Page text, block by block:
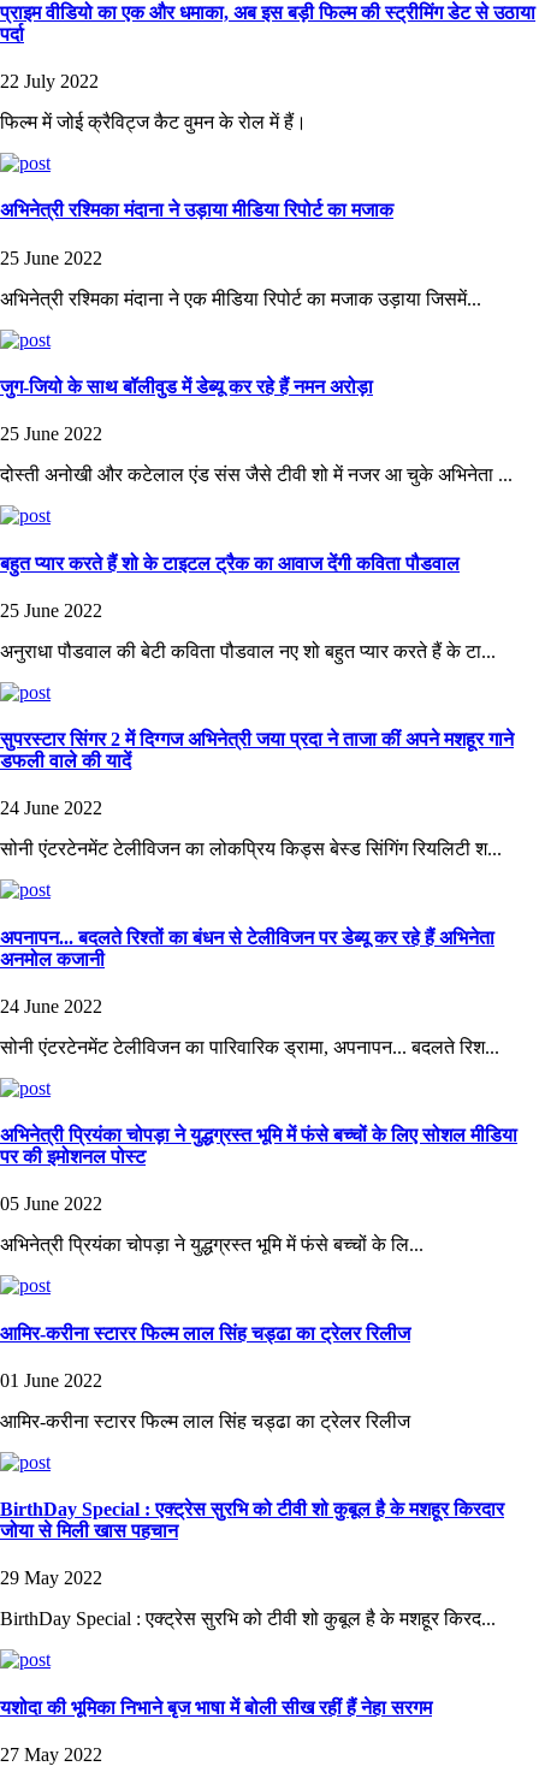
प्राइम वीडियो का एक और धमाका, अब इस बड़ी फिल्म की स्ट्रीमिंग डेट से उठाया
पर्दा
22 July 2022
फिल्म में जोई क्रैविट्ज कैट वुमन के रोल में हैं।
अभिनेत्री रश्मिका मंदाना ने उड़ाया मीडिया रिपोर्ट का मजाक
25 June 2022
अभिनेत्री रश्मिका मंदाना ने एक मीडिया रिपोर्ट का मजाक उड़ाया जिसमें...
जुग-जियो के साथ बॉलीवुड में डेब्यू कर रहे हैं नमन अरोड़ा
25 June 2022
दोस्ती अनोखी और कटेलाल एंड संस जैसे टीवी शो में नजर आ चुके अभिनेता ...
बहुत प्यार करते हैं शो के टाइटल ट्रैक का आवाज देंगी कविता पौडवाल
25 June 2022
अनुराधा पौडवाल की बेटी कविता पौडवाल नए शो बहुत प्यार करते हैं के टा...
सुपरस्टार सिंगर 2 में दिग्गज अभिनेत्री जया प्रदा ने ताजा कीं अपने मशहूर गाने
डफली वाले की यादें
24 June 2022
सोनी एंटरटेनमेंट टेलीविजन का लोकप्रिय किड्स बेस्ड सिंगिंग रियलिटी श...
अपनापन... बदलते रिश्तों का बंधन से टेलीविजन पर डेब्यू कर रहे हैं अभिनेता
अनमोल कजानी
24 June 2022
सोनी एंटरटेनमेंट टेलीविजन का पारिवारिक ड्रामा, अपनापन... बदलते रिश...
अभिनेत्री प्रियंका चोपड़ा ने युद्धग्रस्त भूमि में फंसे बच्चों के लिए सोशल मीडिया
पर की इमोशनल पोस्ट
05 June 2022
अभिनेत्री प्रियंका चोपड़ा ने युद्धग्रस्त भूमि में फंसे बच्चों के लि...
आमिर-करीना स्टारर फिल्म लाल सिंह चड्ढा का ट्रेलर रिलीज
01 June 2022
आमिर-करीना स्टारर फिल्म लाल सिंह चड्ढा का ट्रेलर रिलीज
BirthDay Special : एक्ट्रेस सुरभि को टीवी शो कुबूल है के मशहूर किरदार
जोया से मिली खास पहचान
29 May 2022
BirthDay Special : एक्ट्रेस सुरभि को टीवी शो कुबूल है के मशहूर किरद...
यशोदा की भूमिका निभाने बृज भाषा में बोली सीख रहीं हैं नेहा सरगम
27 May 2022